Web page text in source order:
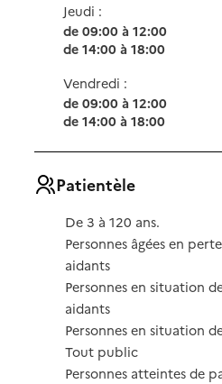
Jeudi :
de 09:00 à 12:00
de 14:00 à 18:00
Vendredi :
de 09:00 à 12:00
de 14:00 à 18:00
Patientèle
De 3 à 120 ans.
Personnes âgées en
aidants
Personnes en situation
aidants
Personnes en situation
Tout public
Personnes atteintes de